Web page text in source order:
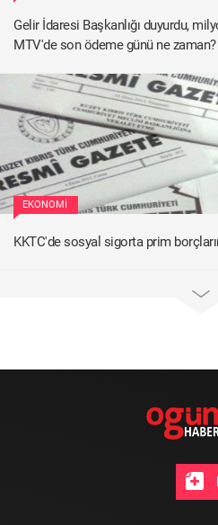
Gelir İdaresi Başkanlığı duyurdu,
MTV'de son ödeme günü ne zaman?
EKONOMI
KKTC'de sosyal sigorta prim